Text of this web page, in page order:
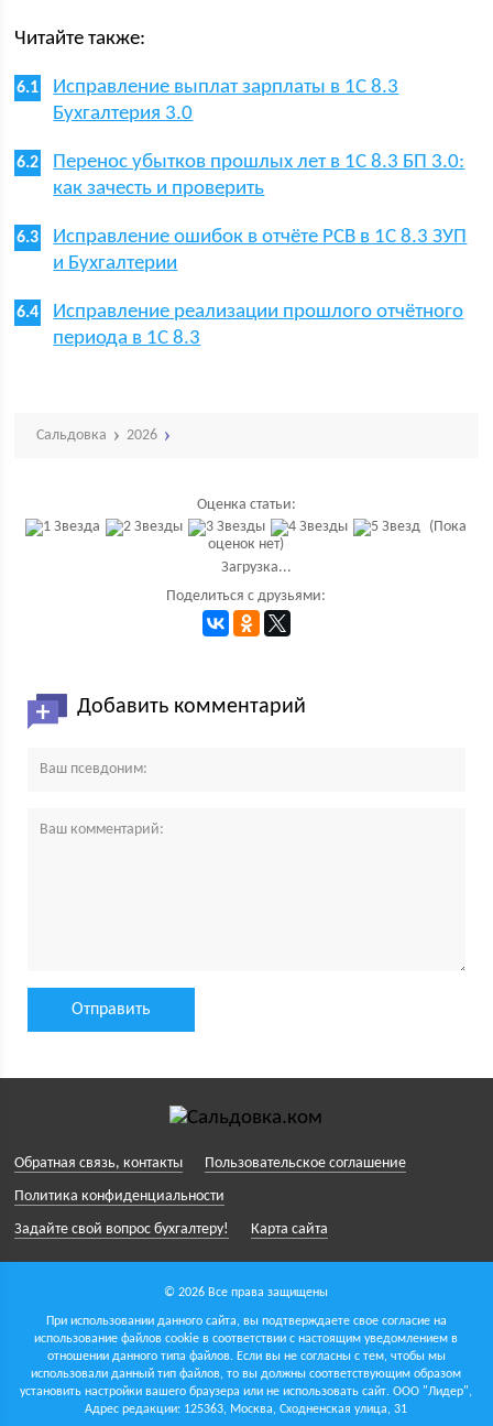
Читайте также:
Исправление выплат зарплаты в 1С 8.3
Бухгалтерия 3.0
Перенос убытков прошлых лет в 1С 8.3 БП 3.0:
как зачесть и проверить
Исправление ошибок в отчёте РСВ в 1С 8.3 ЗУП
и Бухгалтерии
Исправление реализации прошлого отчётного
периода в 1С 8.3
Сальдовка 2026
Оценка статьи:
(Пока
оценок нет)
Загрузка...
Поделиться с друзьями:
Добавить комментарий
Обратная связь, контакты
Пользовательское соглашение
Политика конфиденциальности
Задайте свой вопрос бухгалтеру!
Карта сайта
© 2026 Все права защищены
При использовании данного сайта, вы подтверждаете свое согласие на
использование файлов cookie в соответствии с настоящим уведомлением в
отношении данного типа файлов. Если вы не согласны с тем, чтобы мы
использовали данный тип файлов, то вы должны соответствующим образом
установить настройки вашего браузера или не использовать сайт.ООО "Лидер",
Адрес редакции: 125363, Москва, Сходненская улица, 31